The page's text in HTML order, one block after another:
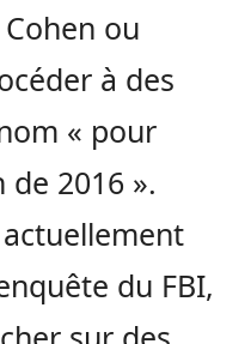
ou
à des
« pour
de 2016 ».
du FBI,